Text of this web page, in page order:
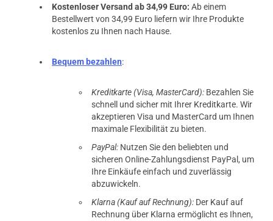
Kostenloser Versand ab 34,99 Euro: Ab einem
Bestellwert von 34,99 Euro liefern wir Ihre Produkte
kostenlos zu Ihnen nach Hause.
Bequem bezahlen:
Kreditkarte (Visa, MasterCard): Bezahlen Sie
schnell und sicher mit Ihrer Kreditkarte. Wir
akzeptieren Visa und MasterCard um Ihnen
maximale Flexibilität zu bieten.
PayPal: Nutzen Sie den beliebten und
sicheren Online-Zahlungsdienst PayPal, um
Ihre Einkäufe einfach und zuverlässig
abzuwickeln.
Klarna (Kauf auf Rechnung): Der Kauf auf
Rechnung über Klarna ermöglicht es Ihnen,